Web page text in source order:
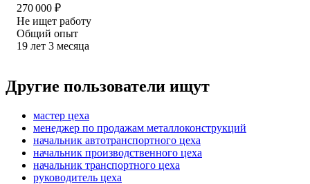
270 000 ₽
Не ищет работу
Общий опыт
19 лет 3 месяца
Другие пользователи ищут
мастер цеха
менеджер по продажам металлоконструкций
начальник автотранспортного цеха
начальник производственного цеха
начальник транспортного цеха
руководитель цеха